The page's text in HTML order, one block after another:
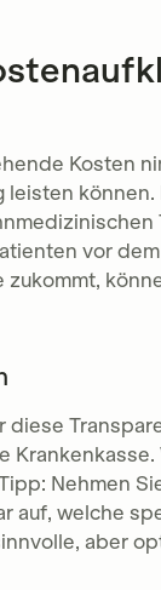
Kosten
vor
zukommt,
Nehmen
auf, welche
aber